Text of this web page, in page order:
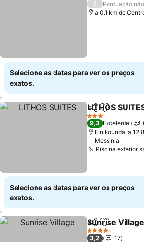
/
Pontuação
a 0.1 km de
Selecione as datas para ver os preços
exatos.
PartilharAdicionar
LITHOS
3 Estrelas
9,3 Excelente
Finikounda, a
Messinia
Piscina exterior
Selecione as datas para ver os preços
exatos.
PartilharAdicionar
Sunrise Village
4 Estrelas
3,2
17